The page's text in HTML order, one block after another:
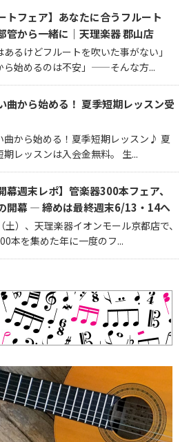
トフェア】あなたに合うフルート
管から一緒に｜天理楽器 郡山店
あるけどフルートを吹いた事がない」
ら始めるのは不安」——そんな方...
曲から始める！ 夏季短期レッスン受
曲から始める！夏季短期レッスン♪ 夏
期レッスンは入会金無料。 生...
幕週末レポ】管楽器300本フェア、
開幕 — 締めは最終週末6/13・14へ
土）、天理楽器イオンモール京都店で、
本を集めた年に一度のフ...